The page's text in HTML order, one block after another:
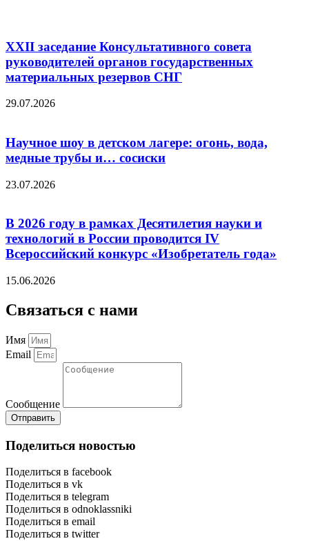
XXII заседание Консультативного совета
руководителей органов государственных
материальных резервов СНГ
29.07.2026
Научное шоу в детском лагере: огонь, вода,
медные трубы и… сосиски
23.07.2026
В 2026 году в рамках Десятилетия науки и
технологий в России проводится IV
Всероссийский конкурс «Изобретатель года»
15.06.2026
Связаться с нами
Имя
Email
Сообщение
Отправить
Поделиться новостью
Поделиться в facebook
Поделиться в vk
Поделиться в telegram
Поделиться в odnoklassniki
Поделиться в email
Поделиться в twitter